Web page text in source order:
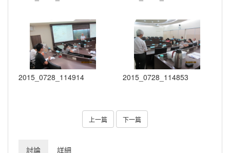
2015_0728_114914 2015_0728_114853
上一篇 下一篇
討論 詳細